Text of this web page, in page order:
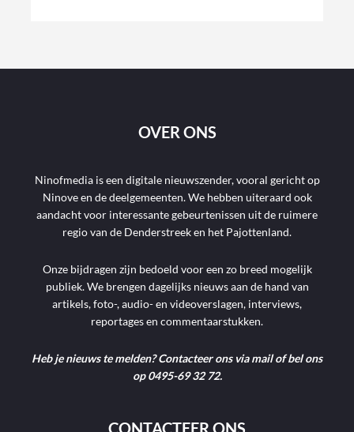
OVER ONS
Ninofmedia is een digitale nieuwszender, vooral gericht op
Ninove en de deelgemeenten. We hebben uiteraard ook
aandacht voor interessante gebeurtenissen uit de ruimere
regio van de Denderstreek en het Pajottenland.
Onze bijdragen zijn bedoeld voor een zo breed mogelijk
publiek. We brengen dagelijks nieuws aan de hand van
artikels, foto-, audio- en videoverslagen, interviews,
reportages en commentaarstukken.
Heb je nieuws te melden? Contacteer ons via mail of bel ons
op 0495-69 32 72.
CONTACTEER ONS